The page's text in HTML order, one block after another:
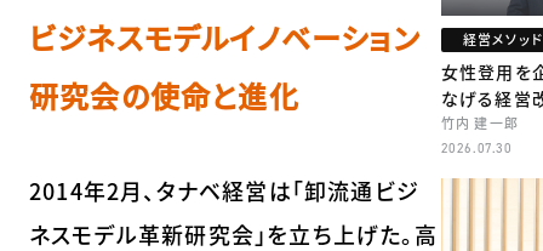
ビジネスモデルイノベーション
研究会の使命と進化
2014年2月、タナベ経営は「卸流通ビジ
ネスモデル革新研究会」を立ち上げた。高
経営メソッド
女性登用を
なげる経営
竹内 建一郎
2026.07.30